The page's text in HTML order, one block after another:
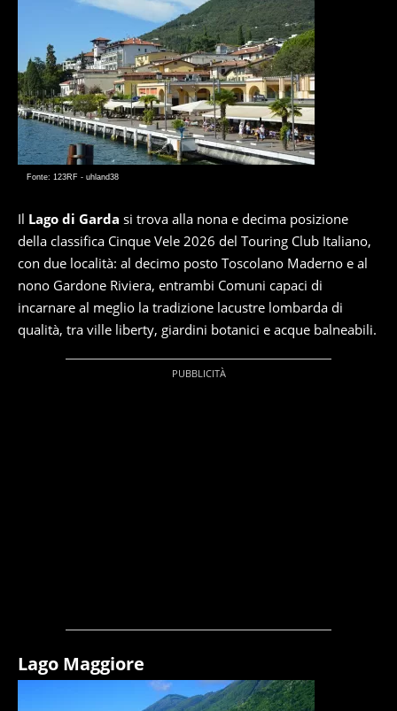
Fonte: 123RF - uhland38
Il Lago di Garda si trova alla nona e decima posizione
della classifica Cinque Vele 2026 del Touring Club Italiano,
con due località: al decimo posto Toscolano Maderno e al
nono Gardone Riviera, entrambi Comuni capaci di
incarnare al meglio la tradizione lacustre lombarda di
qualità, tra ville liberty, giardini botanici e acque balneabili.
Lago Maggiore